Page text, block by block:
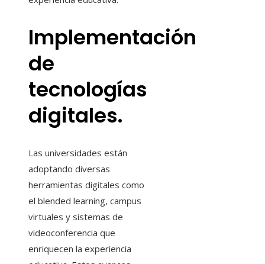
Implementación
de
tecnologías
digitales.
Las universidades están
adoptando diversas
herramientas digitales como
el blended learning, campus
virtuales y sistemas de
videoconferencia que
enriquecen la experiencia